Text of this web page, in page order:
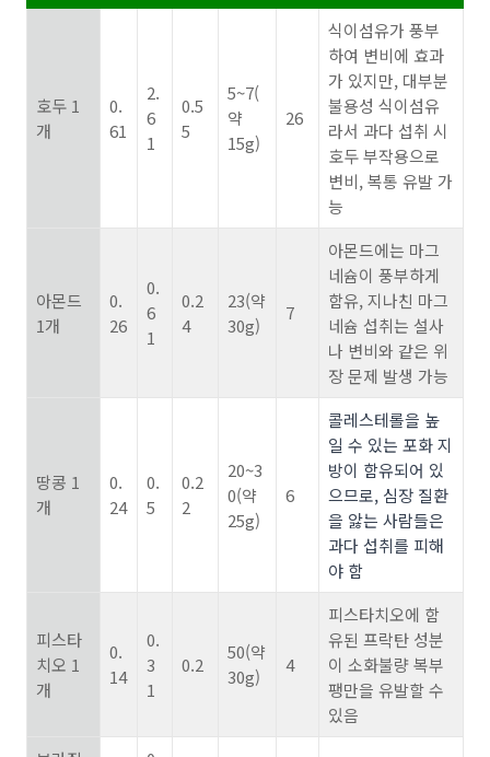
호두 1
개
0.
61
2.
6
1
0.5
5
5~7(
약
15g)
26
식이섬유가 풍부
하여 변비에 효과
가 있지만, 대부분
불용성 식이섬유
라서 과다 섭취 시
호두 부작용으로
변비, 복통 유발 가
능
아몬드
1개
0.
26
0.
6
1
0.2
4
23(약
30g)
7
아몬드에는 마그
네슘이 풍부하게
함유, 지나친 마그
네슘 섭취는 설사
나 변비와 같은 위
장 문제 발생 가능
땅콩 1
개
0.
24
0.
5
0.2
2
20~3
0(약
25g)
6
콜레스테롤을 높
일 수 있는 포화 지
방이 함유되어 있
으므로, 심장 질환
을 앓는 사람들은
과다 섭취를 피해
야 함
피스타
치오 1
개
0.
14
0.
3
1
0.2
50(약
30g)
4
피스타치오에 함
유된 프락탄 성분
이 소화불량 복부
팽만을 유발할 수
있음